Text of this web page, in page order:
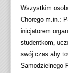
Wszystkim
Chorego m.in.:
inicjatorem
studentkom,
swój czas aby
Samodzielnego